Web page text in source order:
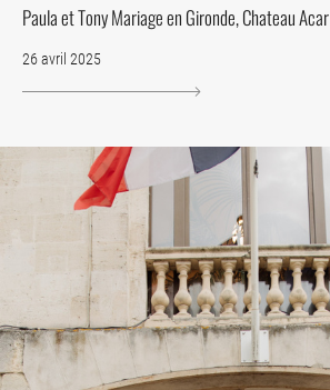
Paula et Tony Mariage en Gironde, Chateau Acar
26 avril 2025